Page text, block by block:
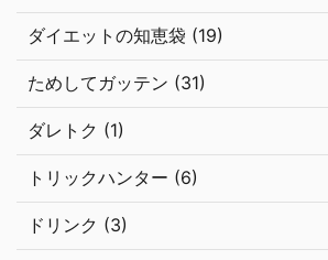
ダイエットの知恵袋 (19)
ためしてガッテン (31)
ダレトク (1)
トリックハンター (6)
ドリンク (3)